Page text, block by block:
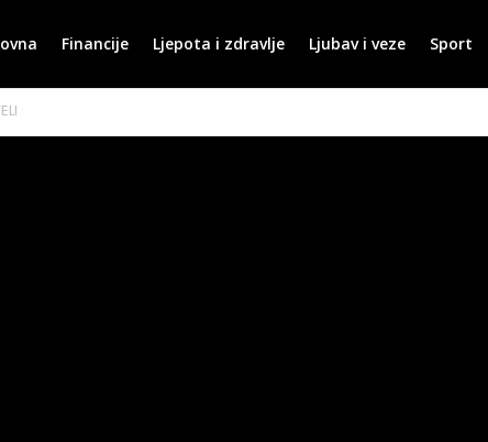
Financije Ljepota i zdravlje Ljubav i veze Sport